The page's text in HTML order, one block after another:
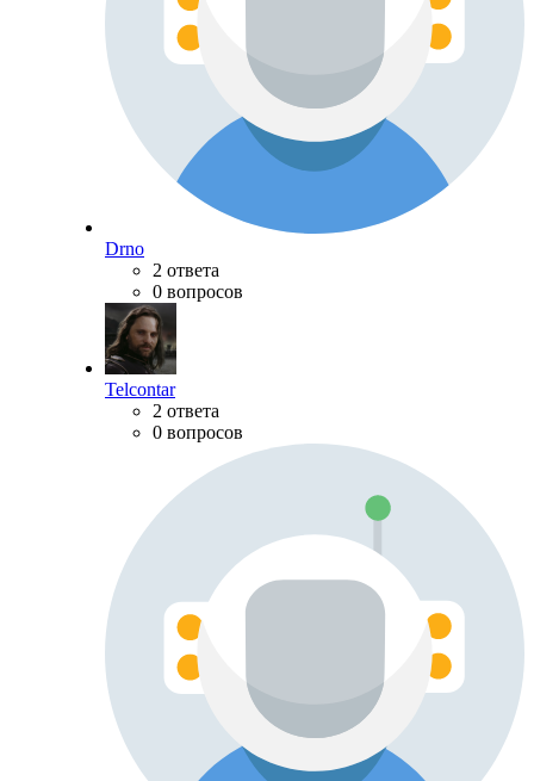
Drno
2 ответа
0 вопросов
Telcontar
2 ответа
0 вопросов